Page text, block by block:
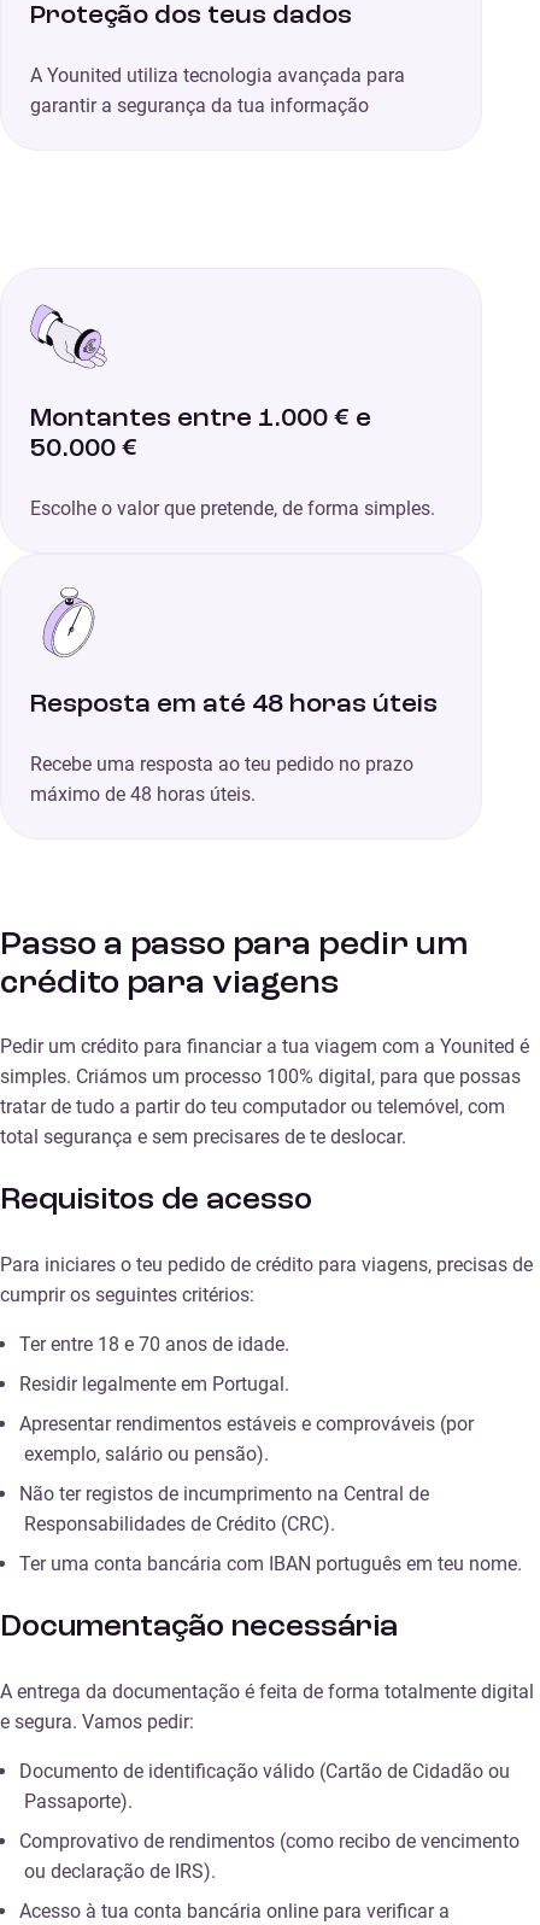
Proteção dos teus dados
A Younited utiliza tecnologia avançada para
garantir a segurança da tua informação
Montantes entre 1.000 € e
50.000 €
Escolhe o valor que pretende, de forma simples.
Resposta em até 48 horas úteis
Recebe uma resposta ao teu pedido no prazo
máximo de 48 horas úteis.
Passo a passo para pedir um
crédito para viagens
Pedir um crédito para financiar a tua viagem com a Younited é
simples. Criámos um processo 100% digital, para que possas
tratar de tudo a partir do teu computador ou telemóvel, com
total segurança e sem precisares de te deslocar.
Requisitos de acesso
Para iniciares o teu pedido de crédito para viagens, precisas de
cumprir os seguintes critérios:
Ter entre 18 e 70 anos de idade.
Residir legalmente em Portugal.
Apresentar rendimentos estáveis e comprováveis (por
exemplo, salário ou pensão).
Não ter registos de incumprimento na Central de
Responsabilidades de Crédito (CRC).
Ter uma conta bancária com IBAN português em teu nome.
Documentação necessária
A entrega da documentação é feita de forma totalmente digital
e segura. Vamos pedir:
Documento de identificação válido (Cartão de Cidadão ou
Passaporte).
Comprovativo de rendimentos (como recibo de vencimento
ou declaração de IRS).
Acesso à tua conta bancária online para verificar a